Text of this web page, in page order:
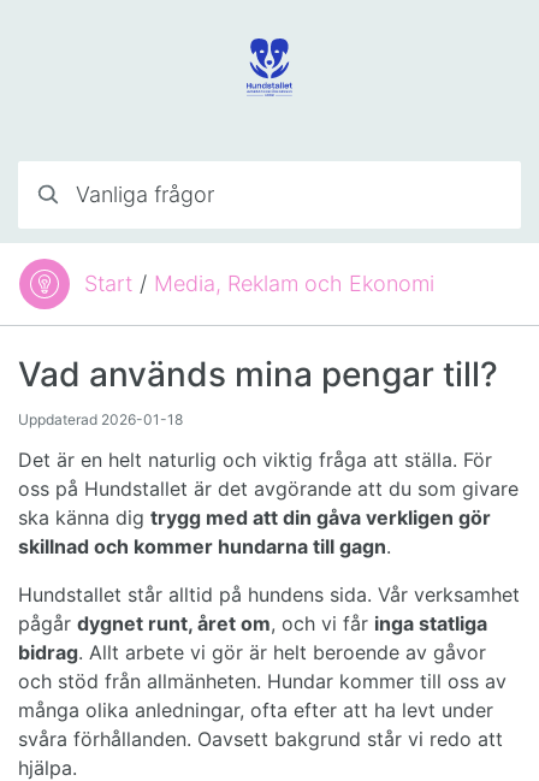
Du är här:Start / Media, Reklam och Ekonomi
Vad används mina pengar till?
Uppdaterad 2026-01-18
Det är en helt naturlig och viktig fråga att ställa. För
oss på Hundstallet är det avgörande att du som givare
ska känna dig trygg med att din gåva verkligen gör
skillnad och kommer hundarna till gagn.
Hundstallet står alltid på hundens sida. Vår verksamhet
pågår dygnet runt, året om, och vi får inga statliga
bidrag. Allt arbete vi gör är helt beroende av gåvor
och stöd från allmänheten. Hundar kommer till oss av
många olika anledningar, ofta efter att ha levt under
svåra förhållanden. Oavsett bakgrund står vi redo att
hjälpa.